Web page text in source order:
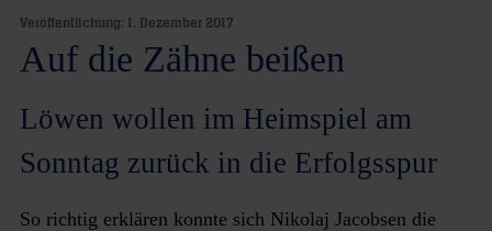
Veröffentlichung: 1. Dezember 2017
Auf die Zähne beißen
Löwen wollen im Heimspiel am
Sonntag zurück in die Erfolgsspur
So richtig erklären konnte sich Nikolaj Jacobsen die